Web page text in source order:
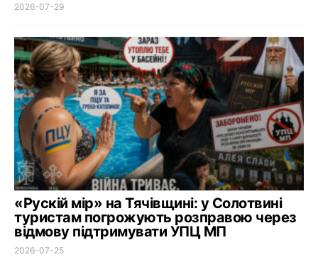
2026-07-29
«Рускій мір» на Тячівщині: у Солотвині
туристам погрожують розправою через
відмову підтримувати УПЦ МП
2026-07-25